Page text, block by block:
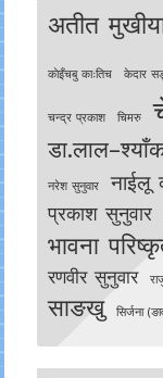
अतीत
काेइँचबु काःतिच केदार
चन्द्र प्रकाश चिमरु
नरेश सुनुवार नाईलू
प्रकाश सुनुवार
भावना
रणवीर सुनुवार
साङखु सिर्जना